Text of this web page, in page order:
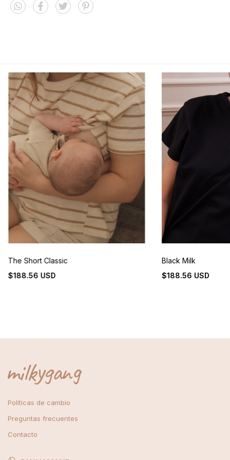
Lavar al reverso a 30°.
Shipping Methods
The Short Classic
$188.56 USD
Black Milk
$188.56 USD
Políticas de cambio
Preguntas frecuentes
Contacto